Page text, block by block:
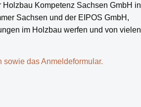
Kompetenz Sachsen GmbH in
Sachsen und der EIPOS GmbH,
im Holzbau werfen und von vielen
das Anmeldeformular.